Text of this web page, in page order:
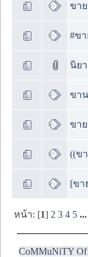
ขา
#ข
นิยา
ขา
ขาย
((ข
[ขา
หน้า: [1] 2 3 4 5 ...
CoMMuNiTY